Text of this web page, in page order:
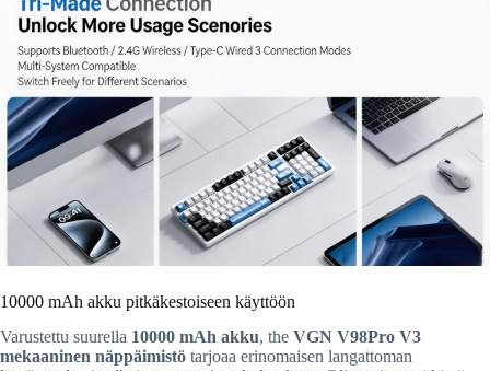
10000 mAh akku pitkäkestoiseen käyttöön
Varustettu suurella 10000 mAh akku, the VGN V98Pro V3
mekaaninen näppäimistö tarjoaa erinomaisen langattoman